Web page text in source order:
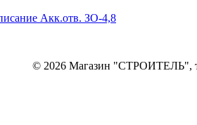
Акк.отв. ЗО-4,8
© 2026 Магазин "СТРОИТЕЛЬ",